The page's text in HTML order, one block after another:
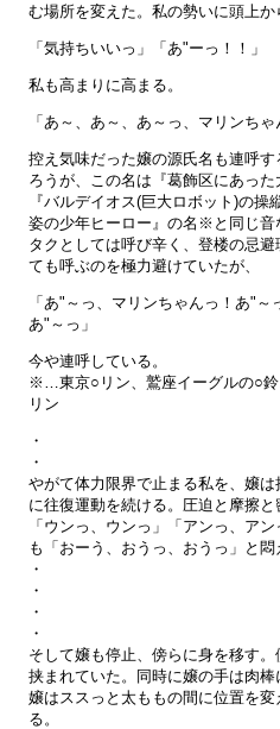
む場所を変えた。私の勢いに頭上か
「気持ちいいっ」「あ"ーっ！！」
私も高まりに高まる。
「あ～、あ～、あ～っ、マリンち
控え気味だった嬢の源氏名も連呼
ろうが、この名は『葛飾区にあった
『バルデイオス(巨大ロボット)の
姿の少年ヒーロー』の名※と同じ音
タクとしては呼び辛く、登楼の忌
ても呼ぶのを極力避けていたが、
「あ"～っ、マリンちゃんっ！あ"～
あ"～っ」
今や連呼している。
※…東京○リン、鷲座イーグルの○
リン
・
・
やがて体力限界で止まる私を、嬢
に往復運動を続ける。圧迫と摩擦と
「ウンっ、ウンっ」「アンっ、ア
も「おーう、おうっ、おうっ」と悶
・
・
・
・
そして嬢も停止、傍らに身を移す
挟まれていた。同時に嬢の手は肉
嬢はススっと太ももの間に位置を
る。